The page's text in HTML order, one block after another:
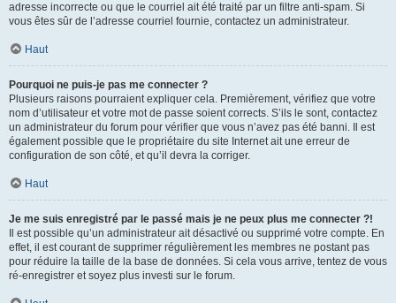
adresse incorrecte ou que le courriel ait été traité par un filtre anti-spam. Si
vous êtes sûr de l’adresse courriel fournie, contactez un administrateur.
Haut
Pourquoi ne puis-je pas me connecter ?
Plusieurs raisons pourraient expliquer cela. Premièrement, vérifiez que votre
nom d’utilisateur et votre mot de passe soient corrects. S’ils le sont, contactez
un administrateur du forum pour vérifier que vous n’avez pas été banni. Il est
également possible que le propriétaire du site Internet ait une erreur de
configuration de son côté, et qu’il devra la corriger.
Haut
Je me suis enregistré par le passé mais je ne peux plus me connecter ?!
Il est possible qu’un administrateur ait désactivé ou supprimé votre compte. En
effet, il est courant de supprimer régulièrement les membres ne postant pas
pour réduire la taille de la base de données. Si cela vous arrive, tentez de vous
ré-enregistrer et soyez plus investi sur le forum.